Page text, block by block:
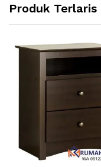
Produk Terlaris